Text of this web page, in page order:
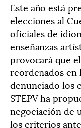
Este año está
elecciones al
oficiales de
enseñanzas
provocará que
reordenados en
denunciado los
STEPV ha
negociación de
los criterios